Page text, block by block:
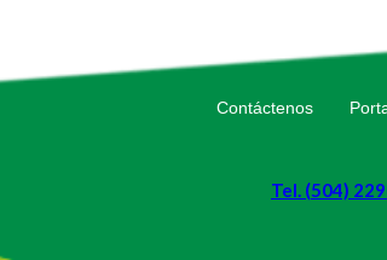
Contáctenos
Tel. (504)